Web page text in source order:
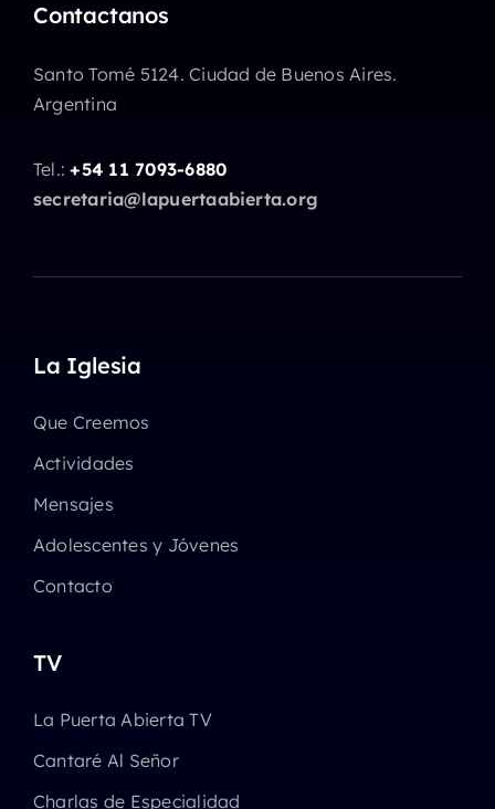
Contactanos
Santo Tomé 5124. Ciudad de Buenos Aires.
Argentina
Tel.:+54 11 7093-6880
secretaria@lapuertaabierta.org
La Iglesia
Que Creemos
Actividades
Mensajes
Adolescentes y Jóvenes
Contacto
TV
La Puerta Abierta TV
Cantaré Al Señor
Charlas de Especialidad